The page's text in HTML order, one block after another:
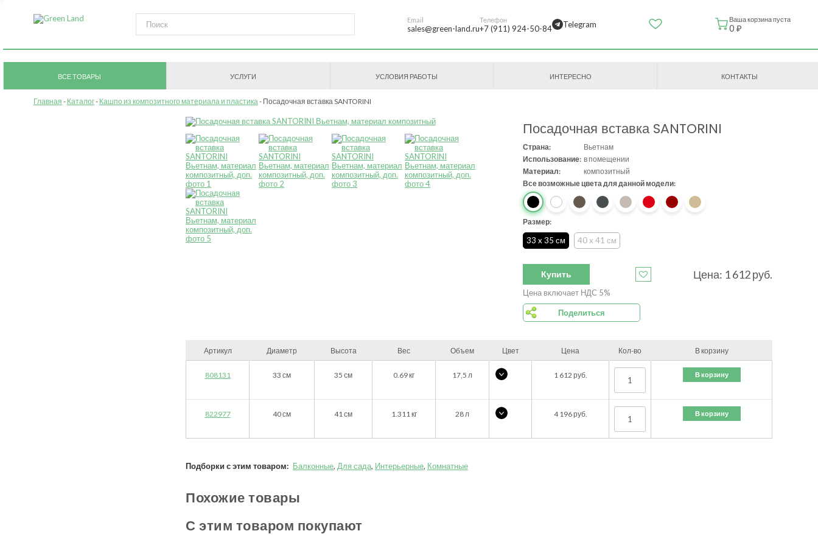
Email
sales@green-land.ru
Телефон
+7 (911) 924-50-84 Telegram Ваша корзина пуста
0 ₽
ВСЕ ТОВАРЫ УСЛУГИ УСЛОВИЯ РАБОТЫ ИНТЕРЕСНО КОНТАКТЫ
Главная Каталог Кашпо из композитного материала и пластика Посадочная вставка SANTORINI
Посадочная вставка SANTORINI
Страна:
Вьетнам
Использование: в помещении
Материал:
композитный
Все возможные цвета для данной модели:
Размер:
33 x 35 см 40 x 41 см
Купить Цена: 1 612руб.
Цена включает НДС 5%
Поделиться
Артикул Диаметр Высота Вес Объем Цвет Цена Кол-во В корзину
808131 33 см 35 см 0.69кг 17,5 л 1 612 руб. В корзину
822977 40см 41см 1.311кг 28 л 4 196руб. В корзину
Подборки с этим товаром: Балконные, Для сада, Интерьерные, Комнатные
Похожие товары
С этим товаром покупают